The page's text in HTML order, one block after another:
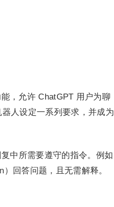
，允许 ChatGPT 用户为聊
人设定一系列要求，并成为
中所需要遵守的指令。例如
回答问题，且无需解释。